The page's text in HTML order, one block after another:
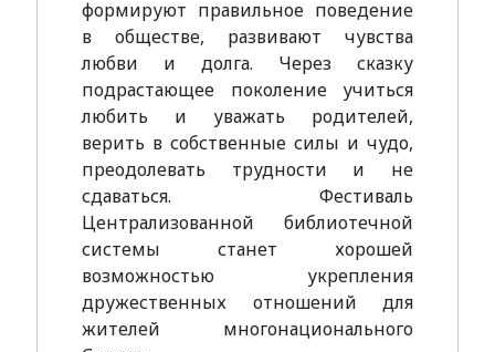
формируют правильное поведение
в обществе, развивают чувства
любви и долга. Через сказку
подрастающее поколение учиться
любить и уважать родителей,
верить в собственные силы и чудо,
преодолевать трудности и не
сдаваться. Фестиваль
Централизованной библиотечной
системы станет хорошей
возможностью укрепления
дружественных отношений для
жителей многонационального